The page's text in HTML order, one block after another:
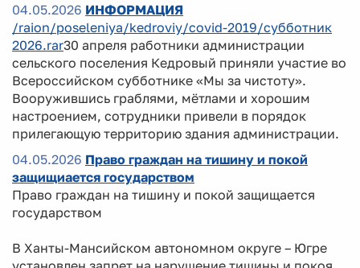
04.05.2026 ИНФОРМАЦИЯ
/raion/poseleniya/kedroviy/covid-2019/субботник
2026.rar30 апреля работники администрации
сельского поселения Кедровый приняли участие во
Всероссийском субботнике «Мы за чистоту».
Вооружившись граблями, мётлами и хорошим
настроением, сотрудники привели в порядок
прилегающую территорию здания администрации.
04.05.2026 Право граждан на тишину и покой
защищиается государством
Право граждан на тишину и покой защищается
государством
В Ханты-Мансийском автономном округе – Югре